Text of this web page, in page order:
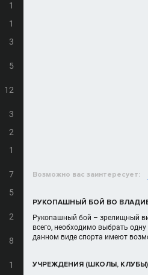
1
1
3
5
12
3
2
1
7
5
2
8
1
Возможно вас заинтересует:
РУКОПАШНЫЙ БОЙ ВО
Рукопашный бой – зрелищный
всего, необходимо выбрать
данном виде спорта имеют
УЧРЕЖДЕНИЯ (ШКОЛЫ,